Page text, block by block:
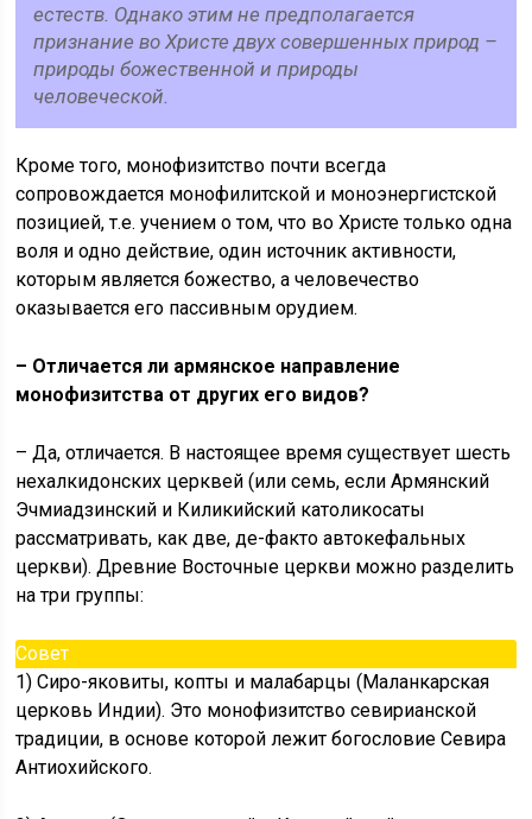
естеств. Однако этим не предполагается
признание во Христе двух совершенных природ –
природы божественной и природы
человеческой.
Кроме того, монофизитство почти всегда
сопровождается монофилитской и моноэнергистской
позицией, т.е. учением о том, что во Христе только одна
воля и одно действие, один источник активности,
которым является божество, а человечество
оказывается его пассивным орудием.
– Отличается ли армянское направление
монофизитства от других его видов?
– Да, отличается. В настоящее время существует шесть
нехалкидонских церквей (или семь, если Армянский
Эчмиадзинский и Киликийский католикосаты
рассматривать, как две, де-факто автокефальных
церкви). Древние Восточные церкви можно разделить
на три группы:
Совет
1) Сиро-яковиты, копты и малабарцы (Маланкарская
церковь Индии). Это монофизитство севирианской
традиции, в основе которой лежит богословие Севира
Антиохийского.